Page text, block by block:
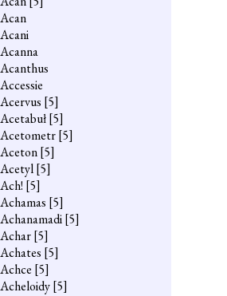
Acan
Acani
Acanna
Acanthus
Accessie
Acervus [5]
Acetabuł[5]
Acetometr[5]
Aceton[5]
Acetyl[5]
Ach! [5]
Achamas [5]
Achanamadi[5]
Achar[5]
Achates [5]
Achce [5]
Acheloidy[5]